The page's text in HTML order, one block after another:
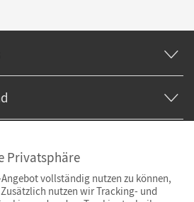
Privatsphäre
vollständig nutzen zu können,
nutzen wir Tracking- und